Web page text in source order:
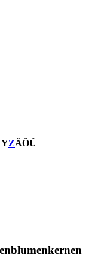
YZÄÖÜ